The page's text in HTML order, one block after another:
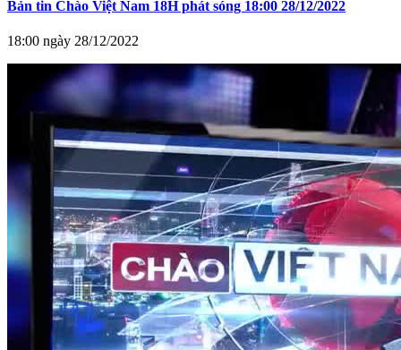
Bản tin Chào Việt Nam 18H phát sóng 18:00 28/12/2022
18:00 ngày 28/12/2022